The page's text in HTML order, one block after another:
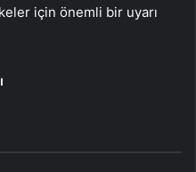
için önemli bir uyarı